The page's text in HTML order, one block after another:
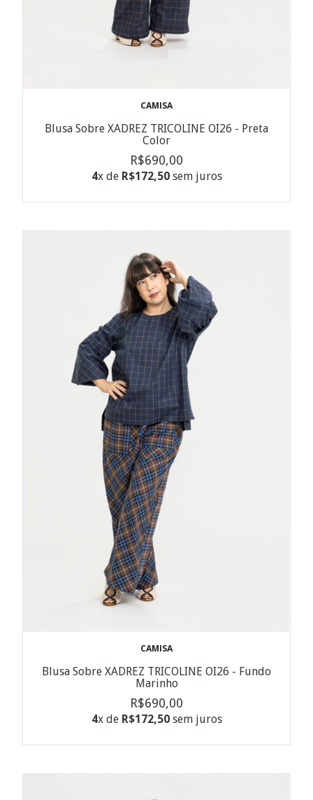
CAMISA
Blusa Sobre XADREZ TRICOLINE OI26 - Preta
Color
R$690,00
4x de R$172,50sem juros
CAMISA
Blusa Sobre XADREZ TRICOLINE OI26 - Fundo
Marinho
R$690,00
4x de R$172,50sem juros